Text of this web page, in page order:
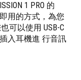
1 PRO 的
用的方式，為您
可以使用 USB-C
入耳機進 行音訊